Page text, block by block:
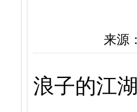
来源
浪子的江